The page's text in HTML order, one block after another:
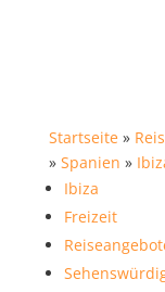
Startseite»
» Spanien »
Ibiza
Freizeit